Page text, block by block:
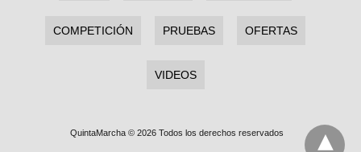
COMPETICIÓN PRUEBAS OFERTAS
VIDEOS
QuintaMarcha © 2026 Todos los derechos reservados